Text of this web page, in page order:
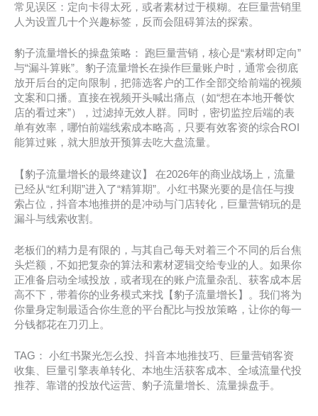
常见误区：定向卡得太死，或者素材过于模糊。在巨量营销里
人为设置几十个兴趣标签，反而会阻碍算法的探索。
豹子流量增长的操盘策略： 跑巨量营销，核心是“素材即定向”
与“漏斗算账”。豹子流量增长在操作巨量账户时，通常会彻底
放开后台的定向限制，把筛选客户的工作全部交给前端的视频
文案和口播。直接在视频开头喊出痛点（如“想在本地开餐饮
店的看过来”），过滤掉无效人群。同时，密切监控后端的表
单有效率，哪怕前端线索成本略高，只要有效客资的综合ROI
能算过账，就大胆放开预算去吃大盘流量。
【豹子流量增长的最终建议】 在2026年的商业战场上，流量
已经从“红利期”进入了“精算期”。小红书聚光要的是信任与搜
索占位，抖音本地推拼的是冲动与门店转化，巨量营销玩的是
漏斗与线索收割。
老板们的精力是有限的，与其自己每天对着三个不同的后台焦
头烂额，不如把复杂的算法和素材逻辑交给专业的人。如果你
正准备启动全域投放，或者现在的账户流量杂乱、获客成本居
高不下，带着你的业务模式来找【豹子流量增长】。我们将为
你量身定制最适合你生意的平台配比与投放策略，让你的每一
分钱都花在刀刃上。
TAG： 小红书聚光怎么投、抖音本地推技巧、巨量营销客资
收集、巨量引擎表单转化、本地生活获客成本、全域流量代投
推荐、靠谱的投放代运营、豹子流量增长、流量操盘手。